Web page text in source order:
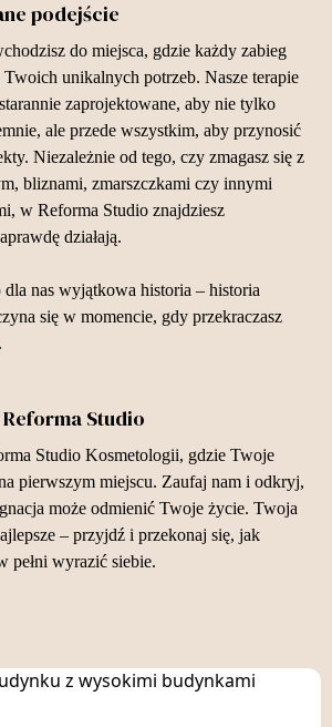
podejście
do miejsca, gdzie każdy zabieg
unikalnych potrzeb. Nasze terapie
zaprojektowane, aby nie tylko
ale przede wszystkim, aby przynosić
Niezależnie od tego, czy zmagasz się z
bliznami, zmarszczkami czy innymi
w Reforma Studio znajdziesz
działają.
nas wyjątkowa historia – historia
się w momencie, gdy przekraczasz
Studio
Studio Kosmetologii, gdzie Twoje
pierwszym miejscu. Zaufaj nam i odkryj,
może odmienić Twoje życie. Twoja
– przyjdź i przekonaj się, jak
pełni wyrazić siebie.